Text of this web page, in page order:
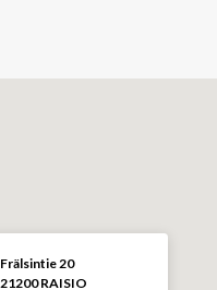
Frälsintie 20
21200 RAISIO